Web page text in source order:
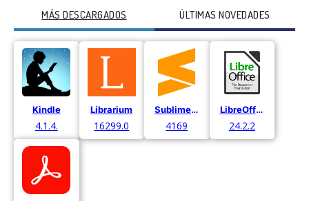
MÁS DESCARGADOS ÚLTIMAS NOVEDADES
Kindle
4.1.4.
Librarium
16299.0
Sublime Text
4169
LibreOffice
24.2.2